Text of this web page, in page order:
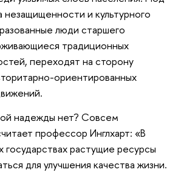
незащищенности и культурного
люди старшего
традиционных
переходят на сторону
ориентированных
надежды нет? Совсем
профессор Инглхарт: «В
государствах растущие ресурсы
для улучшения качества жизни.